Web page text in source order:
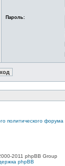
Пароль:
политического форума
2011 phpBB Group
phpBB